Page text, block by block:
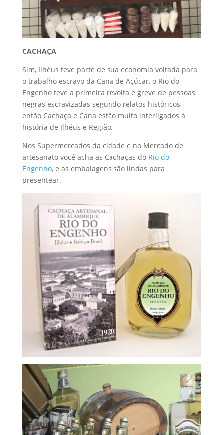
CACHAÇA
Sim, Ilhéus teve parte de sua economia voltada para
o trabalho escravo da Cana de Açúcar, o Rio do
Engenho teve a primeira revolta e greve de pessoas
negras escravizadas segundo relatos históricos,
então Cachaça e Cana estão muito interligados à
história de Ilhéus e Região.
Nos Supermercados da cidade e no Mercado de
artesanato você acha as Cachaças do Rio do
Engenho, e as embalagens são lindas para
presentear.